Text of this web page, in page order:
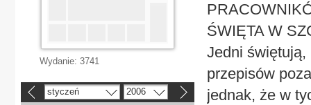
ŚWIĘTA W
Jedni
przepisów
jednak, że w
Wydanie: 3741
styczeń 2006